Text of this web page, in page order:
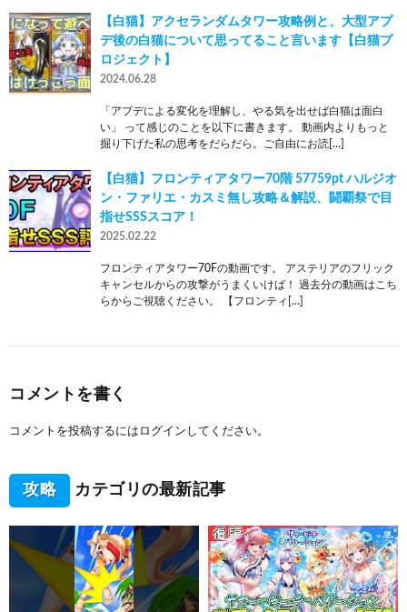
【白猫】アクセランダムタワー攻略例と、大型アプ
デ後の白猫について思ってること言います【白猫プ
ロジェクト】
2024.06.28
「アプデによる変化を理解し、やる気を出せば白猫は面白
い」 って感じのことを以下に書きます。 動画内よりもっと
掘り下げた私の思考をだらだら。ご自由にお読[…]
【白猫】フロンティアタワー70階 57759pt ハルジオ
ン・ファリエ・カスミ無し攻略＆解説、闘覇祭で目
指せSSSスコア！
2025.02.22
フロンティアタワー70Fの動画です。 アステリアのフリック
キャンセルからの攻撃がうまくいけば！ 過去分の動画はこち
らからご視聴ください。 【フロンティ[…]
コメントを書く
コメントを投稿するには ログイン してください。
攻略 カテゴリの最新記事